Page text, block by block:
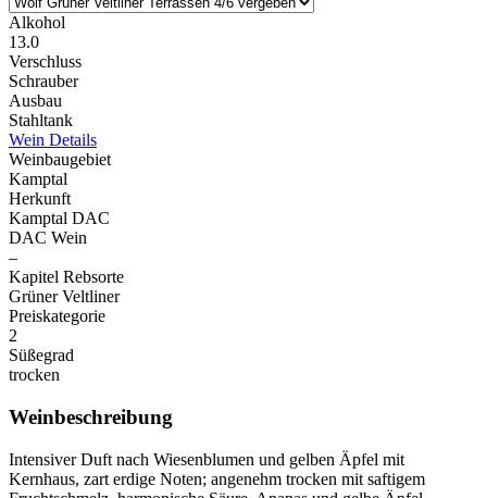
Alkohol
13.0
Verschluss
Schrauber
Ausbau
Stahltank
Wein Details
Weinbaugebiet
Kamptal
Herkunft
Kamptal DAC
DAC Wein
–
Kapitel Rebsorte
Grüner Veltliner
Preiskategorie
2
Süßegrad
trocken
Weinbeschreibung
Intensiver Duft nach Wiesenblumen und gelben Äpfel mit
Kernhaus, zart erdige Noten; angenehm trocken mit saftigem